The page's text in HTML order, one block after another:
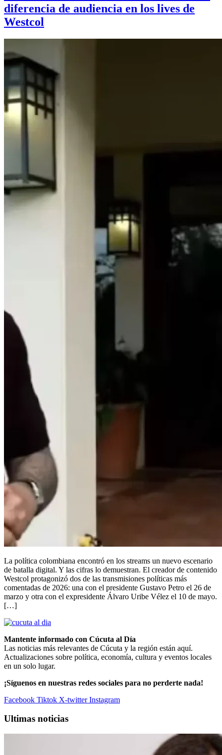
diferencia de audiencia en los lives de
Westcol
La política colombiana encontró en los streams un nuevo escenario
de batalla digital. Y las cifras lo demuestran. El creador de contenido
Westcol protagonizó dos de las transmisiones políticas más
comentadas de 2026: una con el presidente Gustavo Petro el 26 de
marzo y otra con el expresidente Álvaro Uribe Vélez el 10 de mayo.
[…]
Mantente informado con Cúcuta al Día
Las noticias más relevantes de Cúcuta y la región están aquí.
Actualizaciones sobre política, economía, cultura y eventos locales
en un solo lugar.
¡Síguenos en nuestras redes sociales para no perderte nada!
Facebook Tiktok X-twitter Instagram
Ultimas noticias